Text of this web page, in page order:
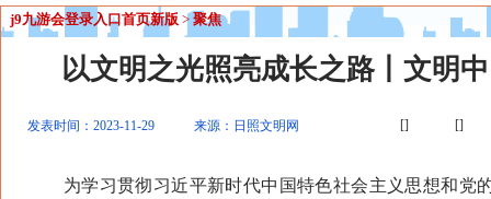
j9九游会登录入口首页新版 > 聚焦
以文明之光照亮成长之路丨文明
发表时间：2023-11-29 来源：日照文明网 [] []
为学习贯彻习近平新时代中国特色社会主义思想和党